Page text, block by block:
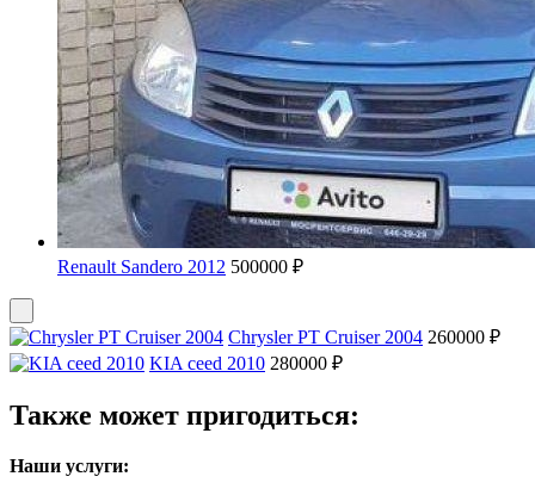
Renault Sandero 2012 500000 ₽
Chrysler PT Cruiser 2004 260000 ₽
KIA ceed 2010 280000 ₽
Также может пригодиться:
Наши услуги: